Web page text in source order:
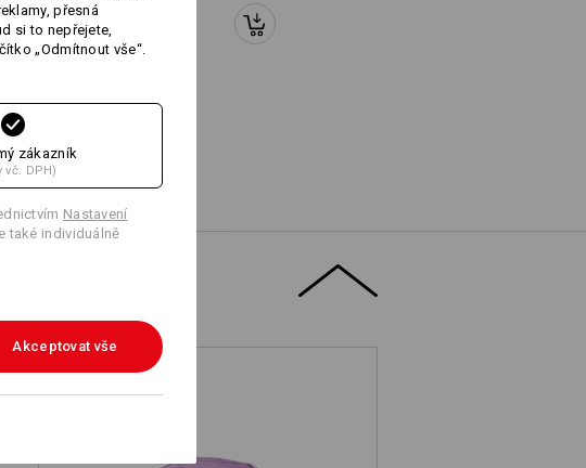
přesná
si to nepřejete,
„Odmítnout vše“.
zákazník
vč. DPH)
Nastavení
také individuálně
Akceptovat vše